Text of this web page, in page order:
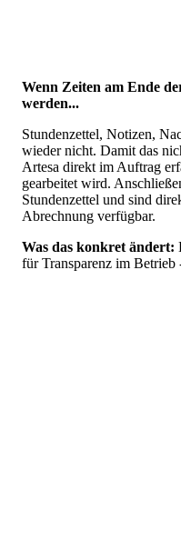
Wenn Zeiten am Ende
werden...
Stundenzettel, Notizen,
wieder nicht. Damit das
Artesa direkt im Auftrag
gearbeitet wird.
Stundenzettel und sind
Abrechnung verfügbar.
Was das konkret ändert:
für Transparenz im